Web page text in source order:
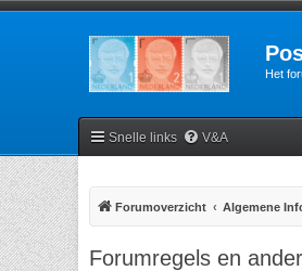
Het
Snelle links V&A
Forumoverzicht Algemene
Forumregels en